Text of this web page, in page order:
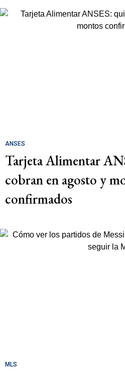
ANSES
Tarjeta Alimentar
cobran en agosto y
confirmados
MLS